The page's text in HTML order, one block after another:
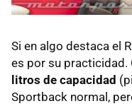
Si en algo destaca el
es por su practicidad.
litros de capacidad
Sportback normal,